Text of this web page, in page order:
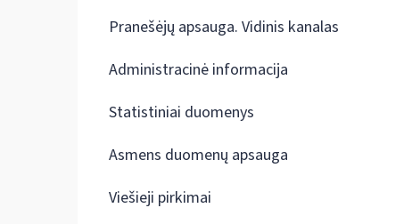
Pranešėjų apsauga. Vidinis kanalas
Administracinė informacija
Statistiniai duomenys
Asmens duomenų apsauga
Viešieji pirkimai